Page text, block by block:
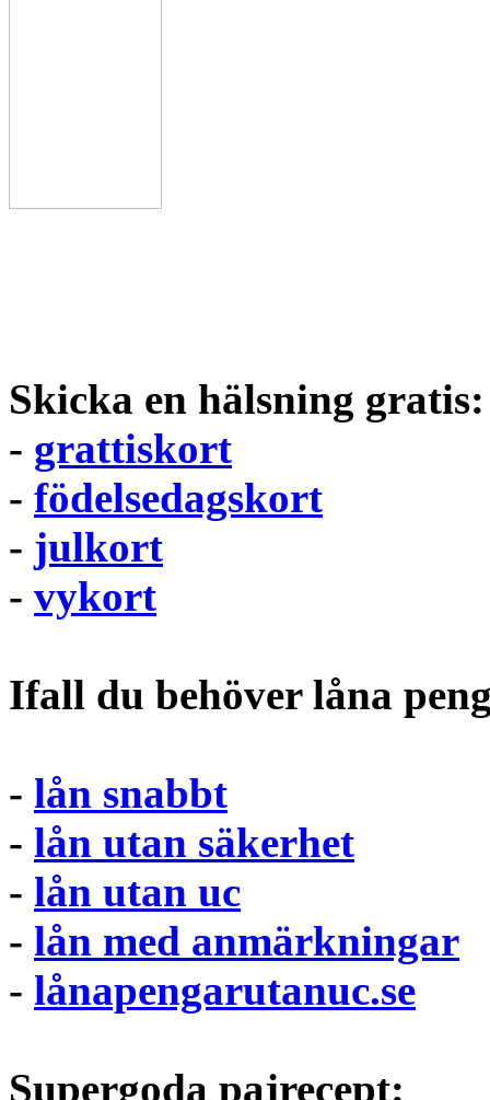
Skicka en hälsning gratis:
- grattiskort
- födelsedagskort
- julkort
- vykort
Ifall du behöver låna
- lån snabbt
- lån utan säkerhet
- lån utan uc
- lån med anmärkningar
- lånapengarutanuc.se
Supergoda pajrecept: